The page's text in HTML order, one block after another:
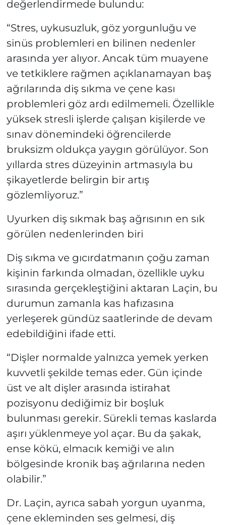
değerlendirmede bulundu:
“Stres, uykusuzluk, göz yorgunluğu ve
sinüs problemleri en bilinen nedenler
arasında yer alıyor. Ancak tüm muayene
ve tetkiklere rağmen açıklanamayan baş
ağrılarında diş sıkma ve çene kası
problemleri göz ardı edilmemeli. Özellikle
yüksek stresli işlerde çalışan kişilerde ve
sınav dönemindeki öğrencilerde
bruksizm oldukça yaygın görülüyor. Son
yıllarda stres düzeyinin artmasıyla bu
şikayetlerde belirgin bir artış
gözlemliyoruz.”
Uyurken diş sıkmak baş ağrısının en sık
görülen nedenlerinden biri
Diş sıkma ve gıcırdatmanın çoğu zaman
kişinin farkında olmadan, özellikle uyku
sırasında gerçekleştiğini aktaran Laçin, bu
durumun zamanla kas hafızasına
yerleşerek gündüz saatlerinde de devam
edebildiğini ifade etti.
“Dişler normalde yalnızca yemek yerken
kuvvetli şekilde temas eder. Gün içinde
üst ve alt dişler arasında istirahat
pozisyonu dediğimiz bir boşluk
bulunması gerekir. Sürekli temas kaslarda
aşırı yüklenmeye yol açar. Bu da şakak,
ense kökü, elmacık kemiği ve alın
bölgesinde kronik baş ağrılarına neden
olabilir.”
Dr. Laçin, ayrıca sabah yorgun uyanma,
çene ekleminden ses gelmesi, diş